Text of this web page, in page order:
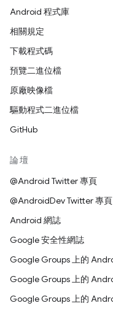
Android 程式庫
相關規定
下載程式碼
預覽二進位檔
原廠映像檔
驅動程式二進位檔
GitHub
論壇
@Android Twitter 專頁
@AndroidDev Twitter 專頁
Android 網誌
Google 安全性網誌
Google Groups 上的
Google Groups 上的
Google Groups 上的